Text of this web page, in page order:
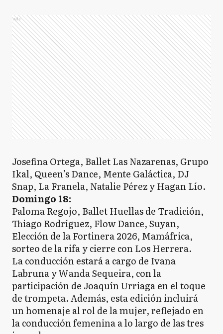
Ads
Josefina Ortega, Ballet Las Nazarenas, Grupo
Ikal, Queen’s Dance, Mente Galáctica, DJ
Snap, La Franela, Natalie Pérez y Hagan Lío.
Domingo 18:
Paloma Regojo, Ballet Huellas de Tradición,
Thiago Rodríguez, Flow Dance, Suyan,
Elección de la Fortinera 2026, Mamáfrica,
sorteo de la rifa y cierre con Los Herrera.
La conducción estará a cargo de Ivana
Labruna y Wanda Sequeira, con la
participación de Joaquín Urriaga en el toque
de trompeta. Además, esta edición incluirá
un homenaje al rol de la mujer, reflejado en
la conducción femenina a lo largo de las tres